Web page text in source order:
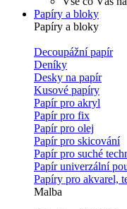
Papíry a bloky
Papíry a bloky
Decoupážní papír
Deníky
Desky na papír
Kusové papíry
Papír pro akryl
Papír pro fix
Papír pro olej
Papír pro skicování
Papír pro suché
Papír univerzální
Papíry pro akvarel,
Malba